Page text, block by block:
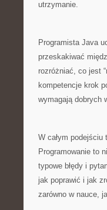
utrzymanie.
Programista Java
przeskakiwać
rozróżniać, co jest
kompetencje krok
wymagają dobrych
W całym
Programowanie to
typowe błędy i
jak poprawić i jak
zarówno w nauce,